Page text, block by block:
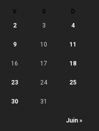
V S D
Juin »
2 3 4
9 10 11
16 17 18
23 24 25
30 31